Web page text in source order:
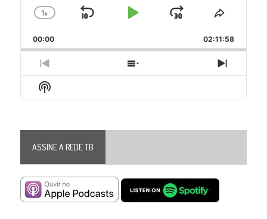
Change
Rate
1x
Skip
Play
Jump
Forward
Share
Episode
00:00 02:11:58
Previous
Episode
Show
Episodes
Next
Episode
Show
Podcast
ASSINE A REDE TB